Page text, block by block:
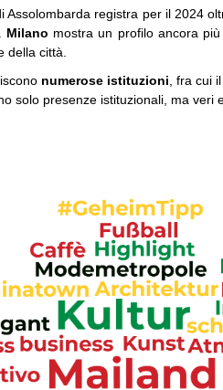
Assolombarda registra per il 2024
Milano mostra un profilo ancora
della città.
numerose istituzioni, fra cui
solo presenze istituzionali, ma veri